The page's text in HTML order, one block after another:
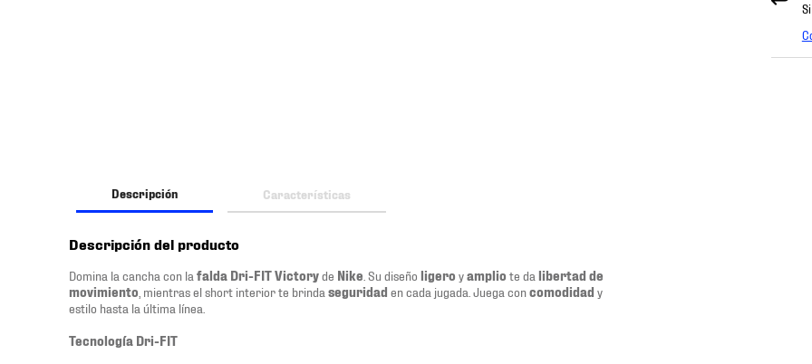
Descripción Características
Descripción del producto
Domina la cancha con la falda Dri-FIT Victoryde Nike . Su diseño ligero yamplio te da libertad de
movimiento , mientras el short interior te brinda seguridad en cada jugada. Juega concomodidad y
estilo hasta la última línea.
Tecnología Dri-FIT